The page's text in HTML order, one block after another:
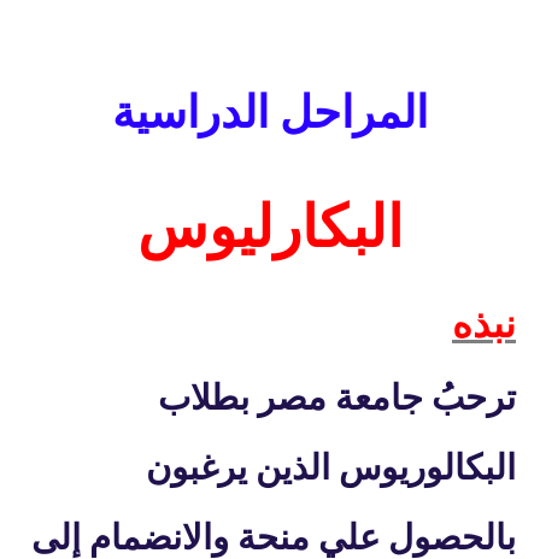
المراحل الدراسية
البكارليوس
نبذه
ترحبُ جامعة مصر بطلاب
البكالوريوس الذين يرغبون
بالحصول علي منحة والانضمام إلى